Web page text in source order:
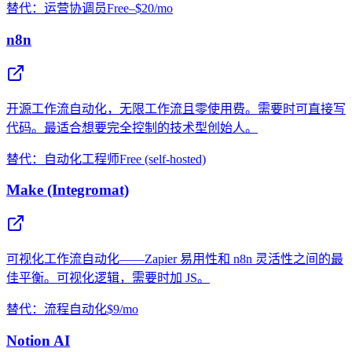
替代：运营协调员Free–$20/mo
n8n
开源工作流自动化，无限工作流且零使用费。需要时可直接写
代码。最适合想要完全控制的技术型创始人。
替代：自动化工程师Free (self-hosted)
Make (Integromat)
可视化工作流自动化——Zapier 易用性和 n8n 灵活性之间的最
佳平衡。可视化逻辑，需要时加 JS。
替代：流程自动化$9/mo
Notion AI